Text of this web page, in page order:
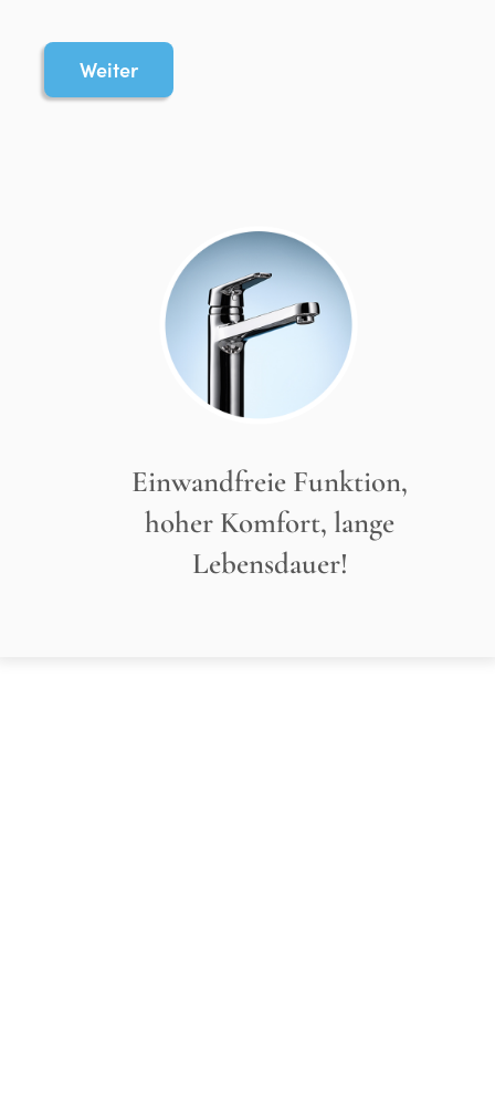
Weiter
Einwandfreie Funktion,
hoher Komfort, lange
Lebensdauer!